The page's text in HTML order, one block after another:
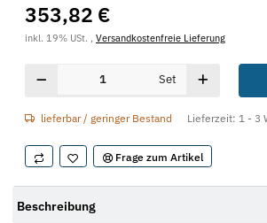
353,82 €
inkl. 19% USt. , Versandkostenfreie Lieferung
Set
lieferbar / geringer Bestand Lieferzeit: 1 - 3
Frage zum Artikel
Beschreibung